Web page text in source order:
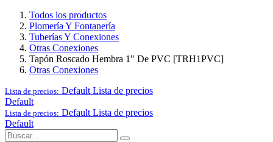
Todos los productos
Plomería Y Fontanería
Tuberías Y Conexiones
Otras Conexiones
Tapón Roscado Hembra 1" De PVC [TRH1PVC]
Otras Conexiones
Lista de precios: Default Lista de precios
Default
Lista de precios: Default Lista de precios
Default